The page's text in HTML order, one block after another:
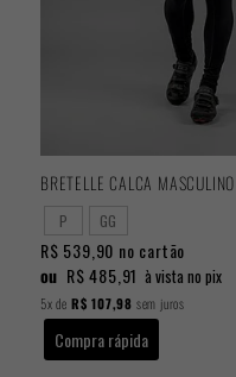
BRETELLE CALCA
P GG
R$ 539,90 no cartão
ou R$ 485,91 à vista no pix
5xde R$ 107,98 sem juros
Compra rápida